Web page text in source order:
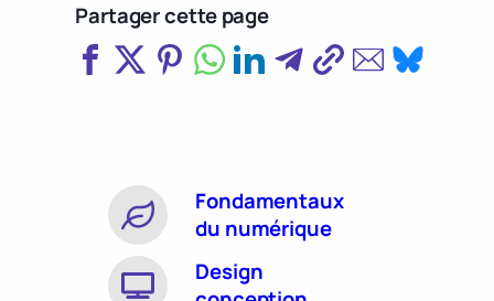
Partager cette page
Fondamentaux
du numérique
Design